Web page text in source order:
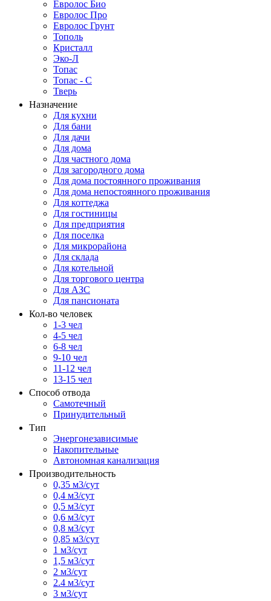
Евролос Био
Евролос Про
Евролос Грунт
Тополь
Кристалл
Эко-Л
Топас
Топас - С
Тверь
Назначение
Для кухни
Для бани
Для дачи
Для дома
Для частного дома
Для загородного дома
Для дома постоянного проживания
Для дома непостоянного проживания
Для коттеджа
Для гостиницы
Для предприятия
Для поселка
Для микрорайона
Для склада
Для котельной
Для торгового центра
Для АЗС
Для пансионата
Кол-во человек
1-3 чел
4-5 чел
6-8 чел
9-10 чел
11-12 чел
13-15 чел
Способ отвода
Самотечный
Принудительный
Тип
Энергонезависимые
Накопительные
Автономная канализация
Производительность
0,35 м3/сут
0,4 м3/сут
0,5 м3/сут
0,6 м3/сут
0,8 м3/сут
0,85 м3/сут
1 м3/сут
1,5 м3/сут
2 м3/сут
2.4 м3/сут
3 м3/сут